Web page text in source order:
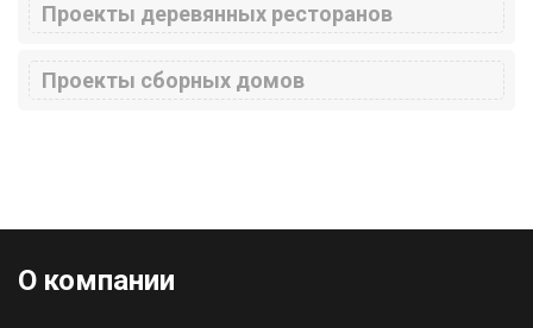
Проекты деревянных ресторанов
Проекты сборных домов
О компании